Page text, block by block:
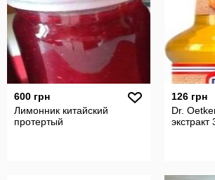
600 грн
Лимонник китайский
протертый
126 грн
Dr.